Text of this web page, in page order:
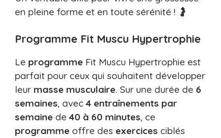
en pleine forme et en toute sérénité ! 🤰
Programme Fit Muscu Hypertrophie
Le programme Fit Muscu Hypertrophie est
parfait pour ceux qui souhaitent développer
leur masse musculaire. Sur une durée de 6
semaines, avec 4 entraînements par
semaine de 40 à 60 minutes, ce
programme offre des exercices ciblés